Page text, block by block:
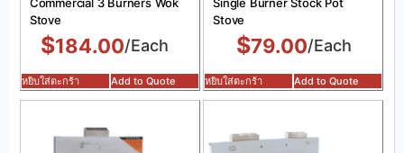
Stove
$184.00/Each
หยิบใส่ตะกร้า Add to Quote
Stove
$79.00/Each
หยิบใส่ตะกร้า Add to Quote